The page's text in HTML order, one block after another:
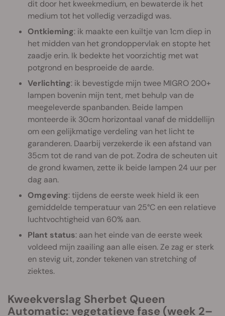
dit door het kweekmedium, en bewaterde ik het
medium tot het volledig verzadigd was.
Ontkieming: ik maakte een kuiltje van 1cm diep in
het midden van het grondoppervlak en stopte het
zaadje erin. Ik bedekte het voorzichtig met wat
potgrond en besproeide de aarde.
Verlichting: ik bevestigde mijn twee MIGRO 200+
lampen bovenin mijn tent, met behulp van de
meegeleverde spanbanden. Beide lampen
monteerde ik 30cm horizontaal vanaf de middellijn
om een gelijkmatige verdeling van het licht te
garanderen. Daarbij verzekerde ik een afstand van
35cm tot de rand van de pot. Zodra de scheuten uit
de grond kwamen, zette ik beide lampen 24 uur per
dag aan.
Omgeving: tijdens de eerste week hield ik een
gemiddelde temperatuur van 25°C en een relatieve
luchtvochtigheid van 60% aan.
Plant status: aan het einde van de eerste week
voldeed mijn zaailing aan alle eisen. Ze zag er sterk
en stevig uit, zonder tekenen van stretching of
ziektes.
Kweekverslag Sherbet Queen
Automatic: vegetatieve fase (week 2–